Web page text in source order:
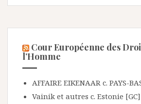
Cour Européenne des
l’Homme
AFFAIRE EIKENAAR c. PAYS-
Vainik et autres c. Estonie [GC]